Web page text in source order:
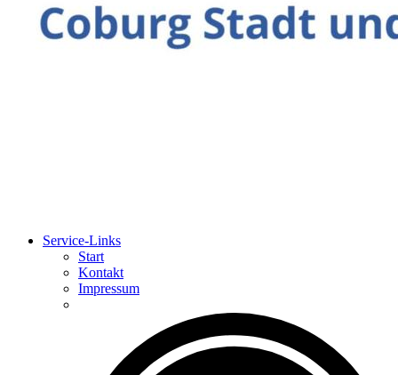
Service-Links
Start
Kontakt
Impressum